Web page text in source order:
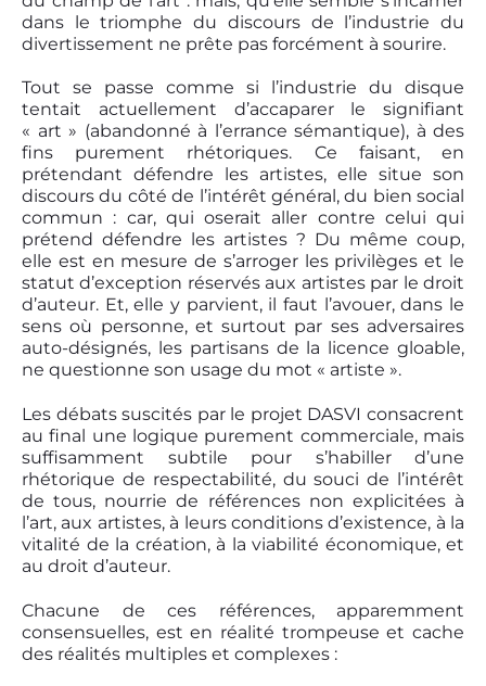
dans le triomphe du discours de l’industrie du
divertissement ne prête pas forcément à sourire.
Tout se passe comme si l’industrie du disque
tentait actuellement d’accaparer le signifiant
« art » (abandonné à l’errance sémantique), à des
fins purement rhétoriques. Ce faisant, en
prétendant défendre les artistes, elle situe son
discours du côté de l’intérêt général, du bien social
commun : car, qui oserait aller contre celui qui
prétend défendre les artistes ? Du même coup,
elle est en mesure de s’arroger les privilèges et le
statut d’exception réservés aux artistes par le droit
d’auteur. Et, elle y parvient, il faut l’avouer, dans le
sens où personne, et surtout par ses adversaires
auto-désignés, les partisans de la licence gloable,
ne questionne son usage du mot « artiste ».
Les débats suscités par le projet DASVI consacrent
au final une logique purement commerciale, mais
suffisamment subtile pour s’habiller d’une
rhétorique de respectabilité, du souci de l’intérêt
de tous, nourrie de références non explicitées à
l’art, aux artistes, à leurs conditions d’existence, à la
vitalité de la création, à la viabilité économique, et
au droit d’auteur.
Chacune de ces références, apparemment
consensuelles, est en réalité trompeuse et cache
des réalités multiples et complexes :